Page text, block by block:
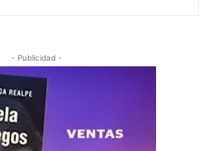
- Publicidad -